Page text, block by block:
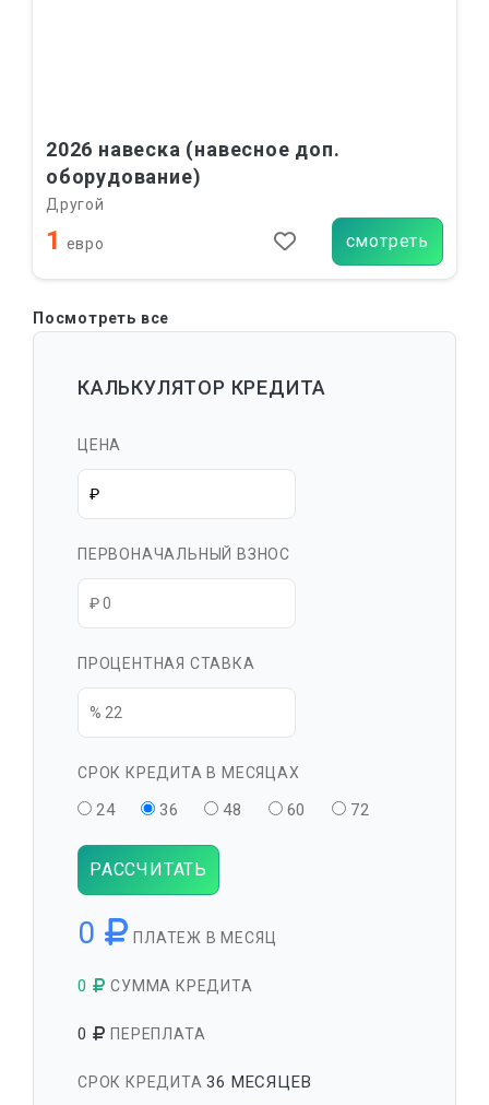
2026 навеска (навесное доп.
оборудование)
Другой
1 евро смотреть
Посмотреть все
КАЛЬКУЛЯТОР КРЕДИТА
ЦЕНА
ПЕРВОНАЧАЛЬНЫЙ ВЗНОС
ПРОЦЕНТНАЯ СТАВКА
СРОК КРЕДИТА В МЕСЯЦАХ
24 36 48 60 72
РАССЧИТАТЬ
0 ПЛАТЕЖ В МЕСЯЦ
0 СУММА КРЕДИТА
0 ПЕРЕПЛАТА
СРОК КРЕДИТА36 МЕСЯЦЕВ